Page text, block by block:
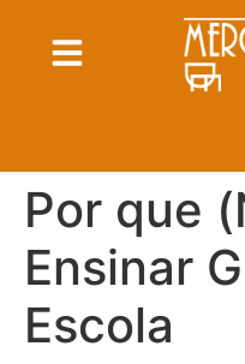
Por que
Ensinar
Escola